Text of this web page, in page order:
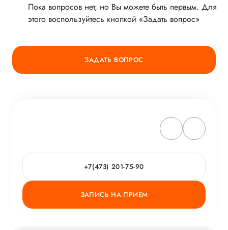
Пока вопросов нет, но Вы можете быть первым. Для
этого воспользуйтесь кнопкой «Задать вопрос»
ЗАДАТЬ ВОПРОС
+7(473) 201-75-90
ЗАПИСЬ НА ПРИЕМ